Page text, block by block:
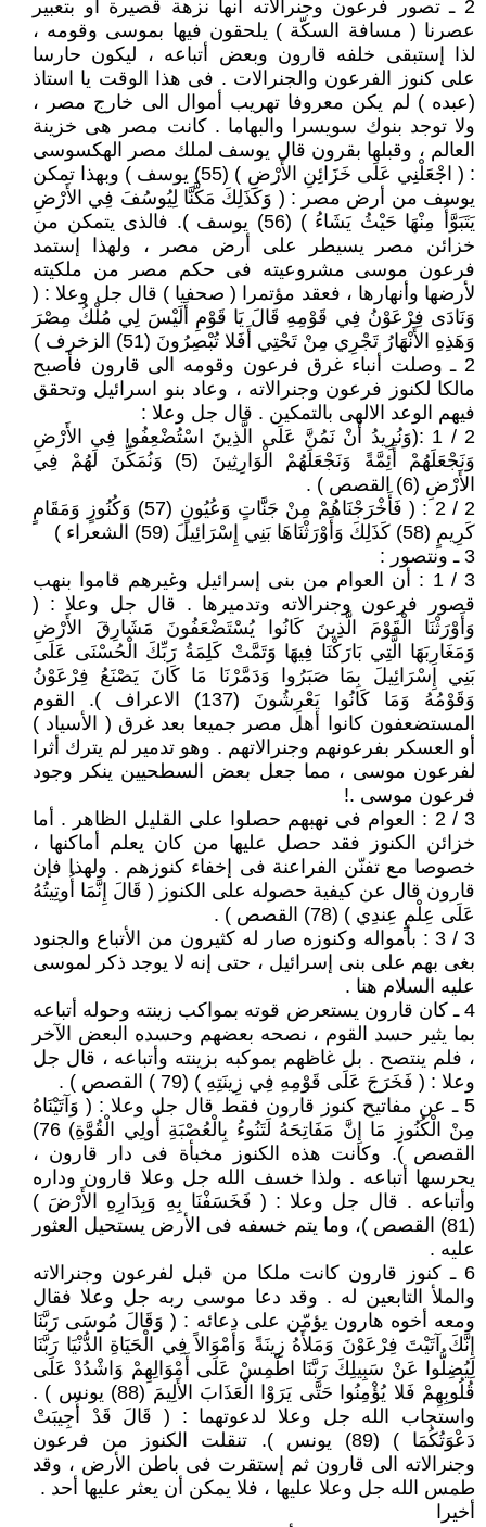
2 ـ تصور فرعون وجنرالاته أنها نزهة قصيرة أو بتعبير
عصرنا ( مسافة السكّة ) يلحقون فيها بموسى وقومه ،
لذا إستبقى خلفه قارون وبعض أتباعه ، ليكون حارسا
على كنوز الفرعون والجنرالات . فى هذا الوقت يا استاذ
(عبده ) لم يكن معروفا تهريب أموال الى خارج مصر ،
ولا توجد بنوك سويسرا والبهاما . كانت مصر هى خزينة
العالم ، وقبلها بقرون قال يوسف لملك مصر الهكسوسى
: ( اجْعَلْنِي عَلَى خَزَائِنِ الأَرْضِ ) (55) يوسف ) وبهذا تمكن
يوسف من أرض مصر : ( وَكَذَلِكَ مَكَّنَّا لِيُوسُفَ فِي الأَرْضِ
يَتَبَوَّأُ مِنْهَا حَيْثُ يَشَاءُ ) (56) يوسف ). فالذى يتمكن من
خزائن مصر يسيطر على أرض مصر ، ولهذا إستمد
فرعون موسى مشروعيته فى حكم مصر من ملكيته
لأرضها وأنهارها ، فعقد مؤتمرا ( صحفيا ) قال جل وعلا : (
وَنَادَى فِرْعَوْنُ فِي قَوْمِهِ قَالَ يَا قَوْمِ أَلَيْسَ لِي مُلْكُ مِصْرَ
وَهَذِهِ الأَنْهَارُ تَجْرِي مِنْ تَحْتِي أَفَلا تُبْصِرُونَ (51) الزخرف )
2 ـ وصلت أنباء غرق فرعون وقومه الى قارون فأصبح
مالكا لكنوز فرعون وجنرالاته ، وعاد بنو اسرائيل وتحقق
فيهم الوعد الالهى بالتمكين . قال جل وعلا :
2 / 1 :(وَنُرِيدُ أَنْ نَمُنَّ عَلَى الَّذِينَ اسْتُضْعِفُوا فِي الأَرْضِ
وَنَجْعَلَهُمْ أَئِمَّةً وَنَجْعَلَهُمْ الْوَارِثِينَ (5) وَنُمَكِّنَ لَهُمْ فِي
الأَرْضِ (6) القصص ) .
2 / 2 : ( فَأَخْرَجْنَاهُمْ مِنْ جَنَّاتٍ وَعُيُونٍ (57) وَكُنُوزٍ وَمَقَامٍ
كَرِيمٍ (58) كَذَلِكَ وَأَوْرَثْنَاهَا بَنِي إِسْرَائِيلَ (59) الشعراء )
3 ـ ونتصور :
3 / 1 : أن العوام من بنى إسرائيل وغيرهم قاموا بنهب
قصور فرعون وجنرالاته وتدميرها . قال جل وعلا : (
وَأَوْرَثْنَا الْقَوْمَ الَّذِينَ كَانُوا يُسْتَضْعَفُونَ مَشَارِقَ الأَرْضِ
وَمَغَارِبَهَا الَّتِي بَارَكْنَا فِيهَا وَتَمَّتْ كَلِمَةُ رَبِّكَ الْحُسْنَى عَلَى
بَنِي إِسْرَائِيلَ بِمَا صَبَرُوا وَدَمَّرْنَا مَا كَانَ يَصْنَعُ فِرْعَوْنُ
وَقَوْمُهُ وَمَا كَانُوا يَعْرِشُونَ (137) الاعراف ). القوم
المستضعفون كانوا أهل مصر جميعا بعد غرق ( الأسياد )
أو العسكر بفرعونهم وجنرالاتهم . وهو تدمير لم يترك أثرا
لفرعون موسى ، مما جعل بعض السطحيين ينكر وجود
فرعون موسى .!
3 / 2 : العوام فى نهبهم حصلوا على القليل الظاهر . أما
خزائن الكنوز فقد حصل عليها من كان يعلم أماكنها ،
خصوصا مع تفنّن الفراعنة فى إخفاء كنوزهم . ولهذا فإن
قارون قال عن كيفية حصوله على الكنوز ( قَالَ إِنَّمَا أُوتِيتُهُ
عَلَى عِلْمٍ عِندِي ) (78) القصص ) .
3 / 3 : بأمواله وكنوزه صار له كثيرون من الأتباع والجنود
بغى بهم على بنى إسرائيل ، حتى إنه لا يوجد ذكر لموسى
عليه السلام هنا .
4 ـ كان قارون يستعرض قوته بمواكب زينته وحوله أتباعه
بما يثير حسد القوم ، نصحه بعضهم وحسده البعض الآخر
، فلم ينتصح . بل غاظهم بموكبه بزينته وأتباعه ، قال جل
وعلا : ( فَخَرَجَ عَلَى قَوْمِهِ فِي زِينَتِهِ ) (79 ) القصص ) .
5 ـ عن مفاتيح كنوز قارون فقط قال جل وعلا : ( وَآتَيْنَاهُ
مِنْ الْكُنُوزِ مَا إِنَّ مَفَاتِحَهُ لَتَنُوءُ بِالْعُصْبَةِ أُولِي الْقُوَّةِ) 76)
القصص ). وكانت هذه الكنوز مخبأة فى دار قارون ،
يحرسها أتباعه . ولذا خسف الله جل وعلا قارون وداره
وأتباعه . قال جل وعلا : ( فَخَسَفْنَا بِهِ وَبِدَارِهِ الأَرْضَ )
(81) القصص )، وما يتم خسفه فى الأرض يستحيل العثور
عليه .
6 ـ كنوز قارون كانت ملكا من قبل لفرعون وجنرالاته
والملأ التابعين له . وقد دعا موسى ربه جل وعلا فقال
ومعه أخوه هارون يؤمّن على دعائه : ( وَقَالَ مُوسَى رَبَّنَا
إِنَّكَ آتَيْتَ فِرْعَوْنَ وَمَلأَهُ زِينَةً وَأَمْوَالاً فِي الْحَيَاةِ الدُّنْيَا رَبَّنَا
لِيُضِلُّوا عَنْ سَبِيلِكَ رَبَّنَا اطْمِسْ عَلَى أَمْوَالِهِمْ وَاشْدُدْ عَلَى
قُلُوبِهِمْ فَلا يُؤْمِنُوا حَتَّى يَرَوْا الْعَذَابَ الأَلِيمَ (88) يونس ) .
واستجاب الله جل وعلا لدعوتهما : ( قَالَ قَدْ أُجِيبَتْ
دَعْوَتُكُمَا ) (89) يونس ). تنقلت الكنوز من فرعون
وجنرالاته الى قارون ثم إستقرت فى باطن الأرض ، وقد
طمس الله جل وعلا عليها ، فلا يمكن أن يعثر عليها أحد .
أخيرا